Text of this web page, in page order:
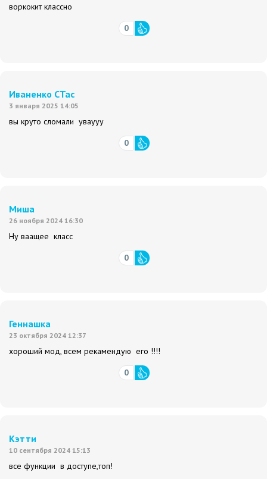
воркокит классно
0
Иваненко СТас
3 января 2025 14:05
вы круто сломали уваууу
0
Миша
26 ноября 2024 16:30
Ну ваащее класс
0
Геннашка
23 октября 2024 12:37
хороший мод, всем рекамендую его !!!!
0
Кэтти
10 сентября 2024 15:13
все функции в доступе,топ!